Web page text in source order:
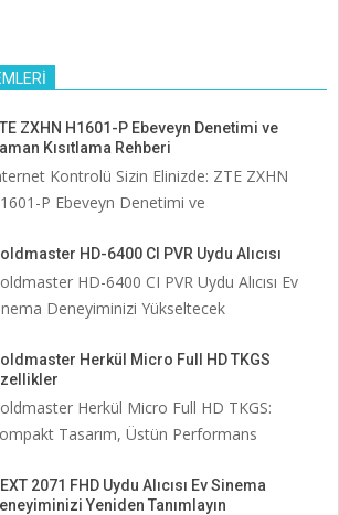
ZXHN H1601-P Ebeveyn Denetimi ve
Kısıtlama Rehberi
Kontrolü Sizin Elinizde: ZTE ZXHN
P Ebeveyn Denetimi ve
HD-6400 CI PVR Uydu Alıcısı
HD-6400 CI PVR Uydu Alıcısı Ev
Deneyiminizi Yükseltecek
Herkül Micro Full HD TKGS
Herkül Micro Full HD TKGS:
Tasarım, Üstün Performans
2071 FHD Uydu Alıcısı Ev Sinema
Yeniden Tanımlayın